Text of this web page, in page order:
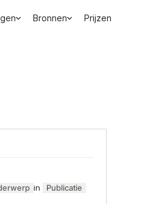
Bronnen Prijzen
in
Publicatie